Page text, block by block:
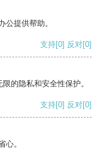
公提供帮助。
支持[0] 反对[0]
的隐私和安全性保护。
支持[0] 反对[0]
心。